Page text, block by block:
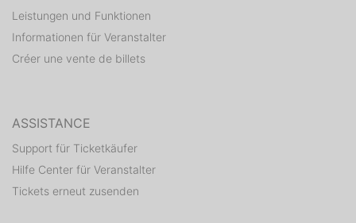
Leistungen und Funktionen
Informationen für Veranstalter
Créer une vente de billets
ASSISTANCE
Support für Ticketkäufer
Hilfe Center für Veranstalter
Tickets erneut zusenden